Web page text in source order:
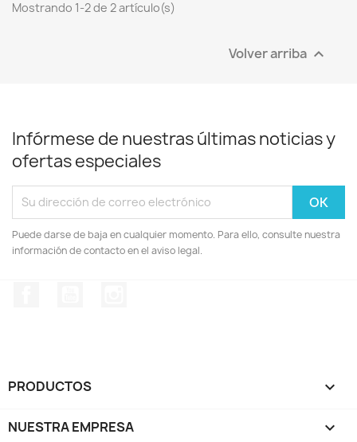
Mostrando 1-2 de 2 artículo(s)
Volver arriba 
Infórmese de nuestras últimas noticias y
ofertas especiales
Puede darse de baja en cualquier momento. Para ello, consulte nuestra
información de contacto en el aviso legal.
PRODUCTOS 
NUESTRA EMPRESA 